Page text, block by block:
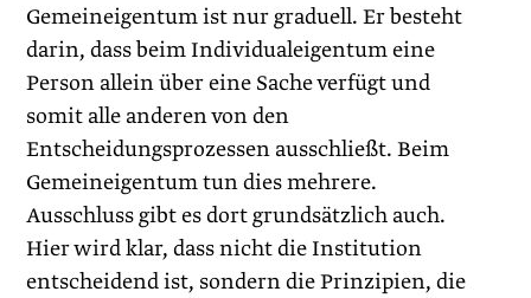
Gemeineigentum ist nur graduell. Er besteht
darin, dass beim Individualeigentum eine
Person allein über eine Sache verfügt und
somit alle anderen von den
Entscheidungsprozessen ausschließt. Beim
Gemeineigentum tun dies mehrere.
Ausschluss gibt es dort grundsätzlich auch.
Hier wird klar, dass nicht die Institution
entscheidend ist, sondern die Prinzipien, die